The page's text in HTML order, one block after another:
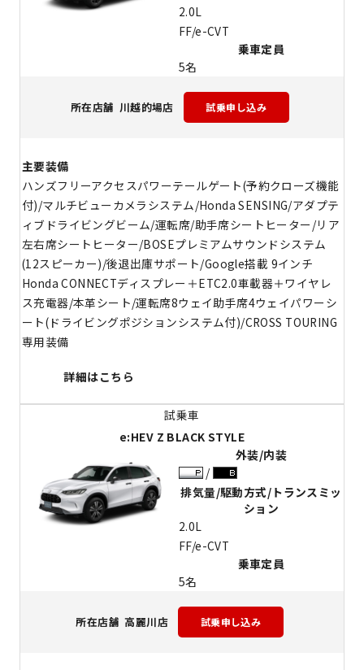
2.0L
FF/e-CVT
乗車定員
5名
所在店舗 川越的場店
主要装備
ハンズフリーアクセスパワーテールゲート(予約クローズ機能
付)/マルチビューカメラシステム/Honda SENSING/アダプテ
ィブドライビングビーム/運転席/助手席シートヒーター/リア
左右席シートヒーター/BOSEプレミアムサウンドシステム
(12スピーカー)/後退出庫サポート/Google搭載 9インチ
Honda CONNECTディスプレー＋ETC2.0車載器＋ワイヤレ
ス充電器/本革シート/運転席8ウェイ助手席4ウェイパワーシ
ート(ドライビングポジションシステム付)/CROSS TOURING
専用装備
詳細はこちら
外装/内装
e:HEV Z BLACK STYLE
排気量/駆動方式/トランスミッ
ション
2.0L
FF/e-CVT
乗車定員
5名
所在店舗 高麗川店